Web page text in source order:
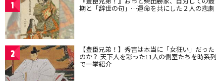
1 期と「辞世の句」…運命を共にした２人の悲劇
2 【豊臣兄弟！】秀吉は本当に「女狂い」だった
のか？ 天下人を彩った11人の側室たちを時系列
で一挙紹介